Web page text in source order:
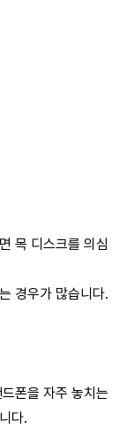
목 디스크를 의심
경우가 많습니다.
폰을 자주 놓치는
다.